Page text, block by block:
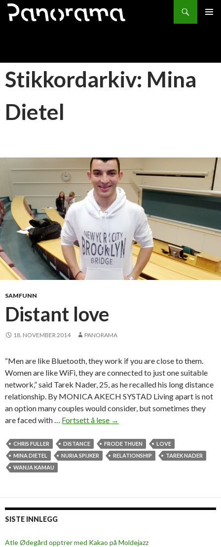
Søk
HOPP
Stikkordarkiv: Mina
Dietel
SAMFUNN
Distant love
18. NOVEMBER 2014 PANORAMA
“Men are like Bluetooth, they work if you are close to them.
Women are like WiFi, they are connected to just one suitable
network,” said Tarek Nader, 25, as he recalled his long distance
relationship. By MONICA AKECH SYSTAD Living apart is not
an option many couples would consider, but sometimes they
are faced with … Fortsett å lese D
s
t
e
→
CHRIS FULLER DISTANCE FRODE THUEN
LOVE
MINA DIETEL
NURIA SPIJKER RELATIONSHIP
TAREK NADER
WANJA KAMAU
SISTE INNLEGG
Atle Ødegård opptrer med Kakao på Moldejazz